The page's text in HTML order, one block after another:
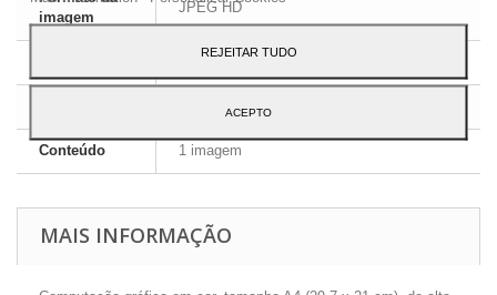
imagem
JPEG HD
A4 - 29,7 x 21 cm
Inglês e Francês
Conteúdo 1 imagem
MAIS INFORMAÇÃO
REJEITAR TUDO
ACEPTO